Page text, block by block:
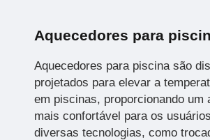
Aquecedores para
Aquecedores para piscina são
projetados para elevar a
em piscinas, proporcionando um
mais confortável para os
diversas tecnologias, como